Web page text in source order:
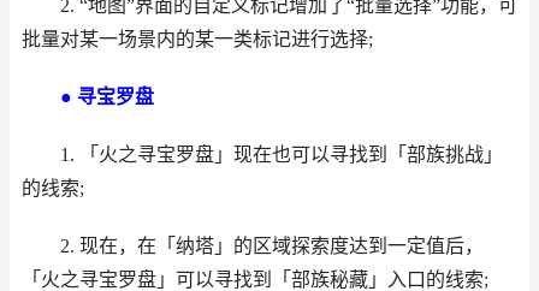
2. “地图”界面的自定义标记增加了“批量选择”功能，可
批量对某一场景内的某一类标记进行选择;
● 寻宝罗盘
1. 「火之寻宝罗盘」现在也可以寻找到「部族挑战」
的线索;
2. 现在，在「纳塔」的区域探索度达到一定值后，
「火之寻宝罗盘」可以寻找到「部族秘藏」入口的线索;